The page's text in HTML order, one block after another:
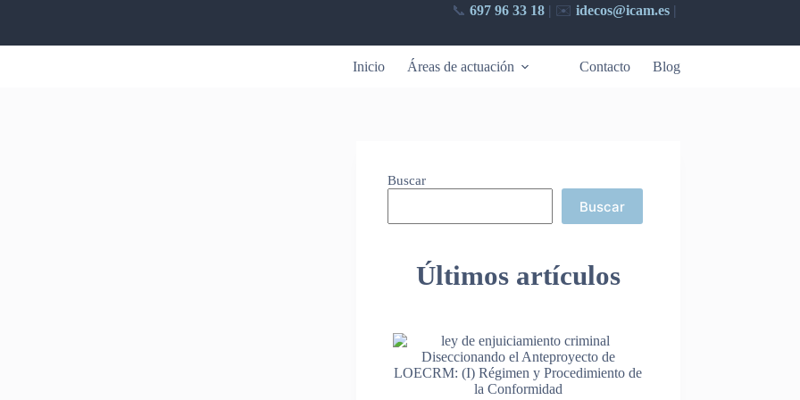
📞 697 96 33 18| ✉️​ idecos@icam.es|
Inicio Áreas de actuación Contacto Blog
Buscar
Buscar
Últimos artículos
Diseccionando el Anteproyecto de
LOECRM: (I) Régimen y Procedimiento de
la Conformidad